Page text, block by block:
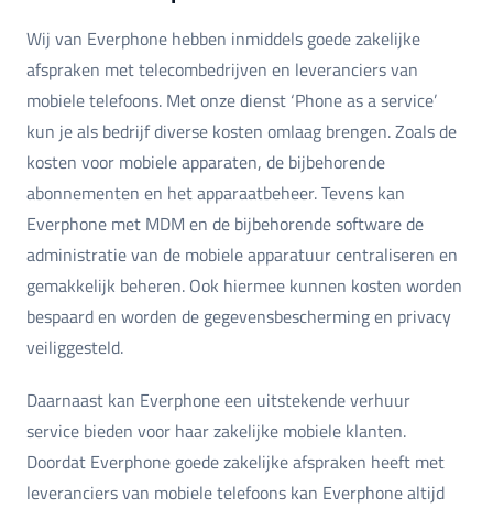
Wij van Everphone hebben inmiddels goede zakelijke
afspraken met telecombedrijven en leveranciers van
mobiele telefoons. Met onze dienst ‘Phone as a service’
kun je als bedrijf diverse kosten omlaag brengen. Zoals de
kosten voor mobiele apparaten, de bijbehorende
abonnementen en het apparaatbeheer. Tevens kan
Everphone met MDM en de bijbehorende software de
administratie van de mobiele apparatuur centraliseren en
gemakkelijk beheren. Ook hiermee kunnen kosten worden
bespaard en worden de gegevensbescherming en privacy
veiliggesteld.
Daarnaast kan Everphone een uitstekende verhuur
service bieden voor haar zakelijke mobiele klanten.
Doordat Everphone goede zakelijke afspraken heeft met
leveranciers van mobiele telefoons kan Everphone altijd